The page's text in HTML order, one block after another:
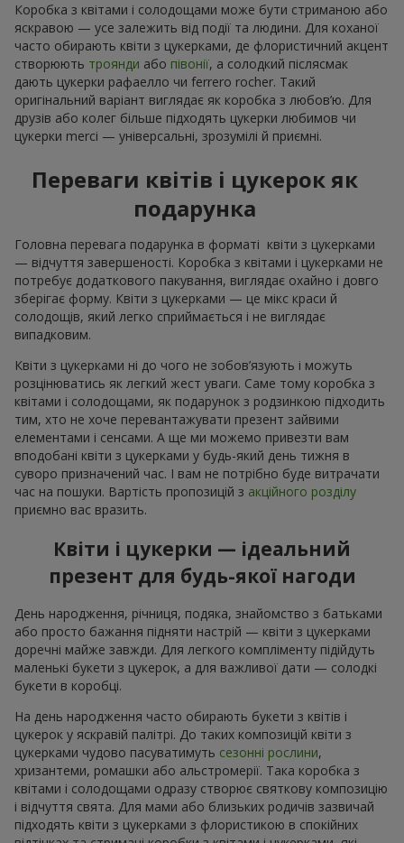
Коробка з квітами і солодощами може бути стриманою або
яскравою — усе залежить від події та людини. Для коханої
часто обирають квіти з цукерками, де флористичний акцент
створюють троянди або півонії, а солодкий післясмак
дають цукерки рафаелло чи ferrero rocher. Такий
оригінальний варіант виглядає як коробка з любов’ю. Для
друзів або колег більше підходять цукерки любимов чи
цукерки merci — універсальні, зрозумілі й приємні.
Переваги квітів і цукерок як
подарунка
Головна перевага подарунка в форматі квіти з цукерками
— відчуття завершеності. Коробка з квітами і цукерками не
потребує додаткового пакування, виглядає охайно і довго
зберігає форму. Квіти з цукерками — це мікс краси й
солодощів, який легко сприймається і не виглядає
випадковим.
Квіти з цукерками ні до чого не зобов’язують і можуть
розцінюватись як легкий жест уваги. Саме тому коробка з
квітами і солодощами, як подарунок з родзинкою підходить
тим, хто не хоче перевантажувати презент зайвими
елементами і сенсами. А ще ми можемо привезти вам
вподобані квіти з цукерками у будь-який день тижня в
суворо призначений час. І вам не потрібно буде витрачати
час на пошуки. Вартість пропозицій з акційного розділу
приємно вас вразить.
Квіти і цукерки — ідеальний
презент для будь-якої нагоди
День народження, річниця, подяка, знайомство з батьками
або просто бажання підняти настрій — квіти з цукерками
доречні майже завжди. Для легкого компліменту підійдуть
маленькі букети з цукерок, а для важливої дати — солодкі
букети в коробці.
На день народження часто обирають букети з квітів і
цукерок у яскравій палітрі. До таких композицій квіти з
цукерками чудово пасуватимуть сезонні рослини,
хризантеми, ромашки або альстромерії. Така коробка з
квітами і солодощами одразу створює святкову композицію
і відчуття свята. Для мами або близьких родичів зазвичай
підходять квіти з цукерками з флористикою в спокійних